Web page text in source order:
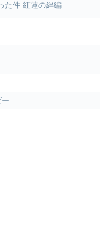
た件 紅蓮の絆編